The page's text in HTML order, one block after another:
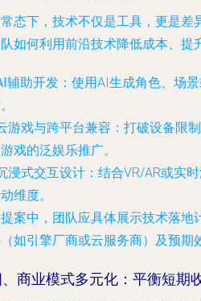
态下，技术不仅是工具，更是差
如何利用前沿技术降低成本、提
辅助开发 ：使用AI生成角色、场
游戏与跨平台兼容 ：打破设备限
戏的泛娱乐推广。
浸式交互设计 ：结合VR/AR或实
维度。
案中，团队应具体展示技术落地
如引擎厂商或云服务商）及预期
商业模式多元化：平衡短期